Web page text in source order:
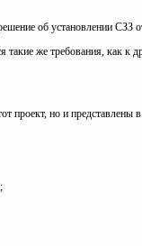
об установлении СЗЗ
же требования, как к
проект, но и